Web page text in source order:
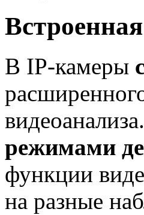
В IP-камеры
режимами
функции
на разные